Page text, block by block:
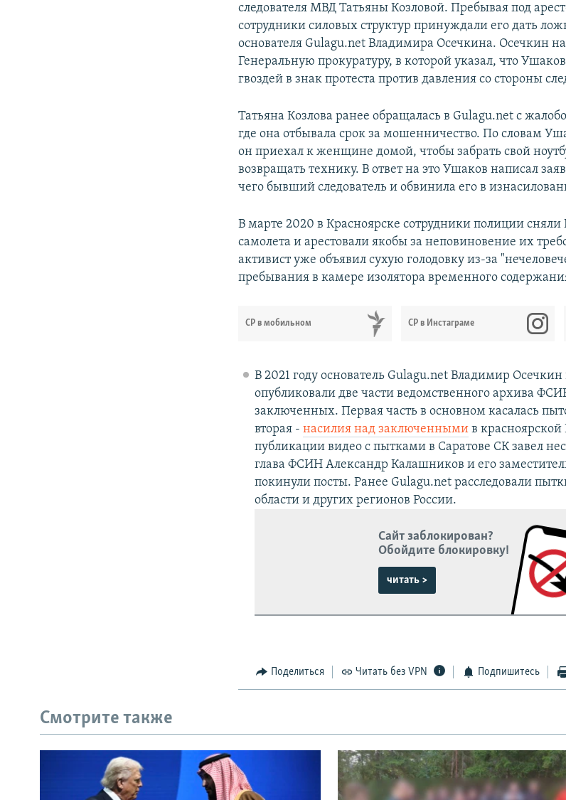
следователя МВД Татьяны Козловой. Пребывая под
сотрудники силовых структур принуждали его дать
основателя Gulagu.net Владимира Осечкина. Осечкин
Генеральную прокуратуру, в которой указал, что
гвоздей в знак протеста против давления со стороны
Татьяна Козлова ранее обращалась в Gulagu.net с
где она отбывала срок за мошенничество. По словам
он приехал к женщине домой, чтобы забрать свой
возвращать технику. В ответ на это Ушаков написал
чего бывший следователь и обвинила его в
В марте 2020 в Красноярске сотрудники полиции
самолета и арестовали якобы за неповиновение их
активист уже объявил сухую голодовку из-за
пребывания в камере изолятора временного
СР в мобильном СР в Инстаграме
В 2021 году основатель Gulagu.net Владимир Осечкин
опубликовали две части ведомственного архива
заключенных. Первая часть в основном касалась
вторая - насилия над заключеннымив красноярской
публикации видео с пытками в Саратове СК завел
глава ФСИН Александр Калашников и его
покинули посты. Ранее Gulagu.net расследовали
области и других регионов России.
Сайт заблокирован?
Обойдите блокировку!
читать >
Поделиться Читать без VPN Подпишитесь
Смотрите также